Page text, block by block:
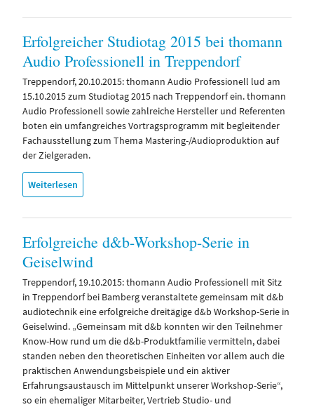
Erfolgreicher Studiotag 2015 bei thomann
Audio Professionell in Treppendorf
Treppendorf, 20.10.2015: thomann Audio Professionell lud am
15.10.2015 zum Studiotag 2015 nach Treppendorf ein. thomann
Audio Professionell sowie zahlreiche Hersteller und Referenten
boten ein umfangreiches Vortragsprogramm mit begleitender
Fachausstellung zum Thema Mastering-/Audioproduktion auf
der Zielgeraden.
Weiterlesen
Erfolgreiche d&b-Workshop-Serie in
Geiselwind
Treppendorf, 19.10.2015: thomann Audio Professionell mit Sitz
in Treppendorf bei Bamberg veranstaltete gemeinsam mit d&b
audiotechnik eine erfolgreiche dreitägige d&b Workshop-Serie in
Geiselwind. „Gemeinsam mit d&b konnten wir den Teilnehmer
Know-How rund um die d&b-Produktfamilie vermitteln, dabei
standen neben den theoretischen Einheiten vor allem auch die
praktischen Anwendungsbeispiele und ein aktiver
Erfahrungsaustausch im Mittelpunkt unserer Workshop-Serie“,
so ein ehemaliger Mitarbeiter, Vertrieb Studio- und